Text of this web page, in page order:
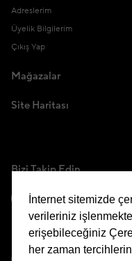
Adreslerim
Üyelik Bilgilerim
Çıkış Yap
Mağazalar
Site Haritası
Bizi Takip Edin
Uygulamamızı İndirin
İnternet sitemizde
verileriniz
erişebileceğiniz
her zaman